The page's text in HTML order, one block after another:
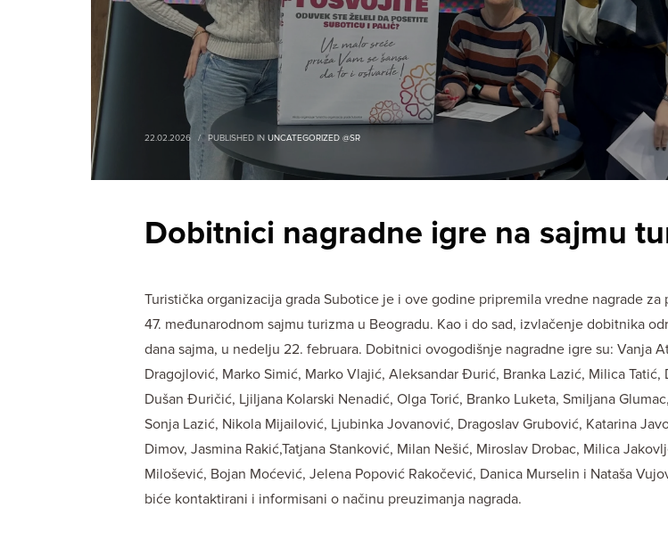
22.02.2026 / PUBLISHED IN UNCATEGORIZED @SR
Dobitnici nagradne igre na sajmu
Turistička organizacija grada Subotice je i ove godine pripremila vredne nagrade za
47. međunarodnom sajmu turizma u Beogradu. Kao i do sad, izvlačenje dobitnika
dana sajma, u nedelju 22. februara. Dobitnici ovogodišnje nagradne igre su: Vanja
Dragojlović, Marko Simić, Marko Vlajić, Aleksandar Đurić, Branka Lazić, Milica Tatić,
Dušan Đuričić, Ljiljana Kolarski Nenadić, Olga Torić, Branko Luketa, Smiljana
Sonja Lazić, Nikola Mijailović, Ljubinka Jovanović, Dragoslav Grubović, Katarina
Dimov, Jasmina Rakić,Tatjana Stanković, Milan Nešić, Miroslav Drobac, Milica
Milošević, Bojan Moćević, Jelena Popović Rakočević, Danica Murselin i Nataša
biće kontaktirani i informisani o načinu preuzimanja nagrada.